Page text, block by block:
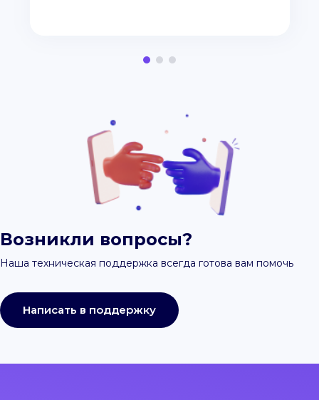
Возникли вопросы?
Наша техническая поддержка всегда готова вам помочь
Написать в поддержку